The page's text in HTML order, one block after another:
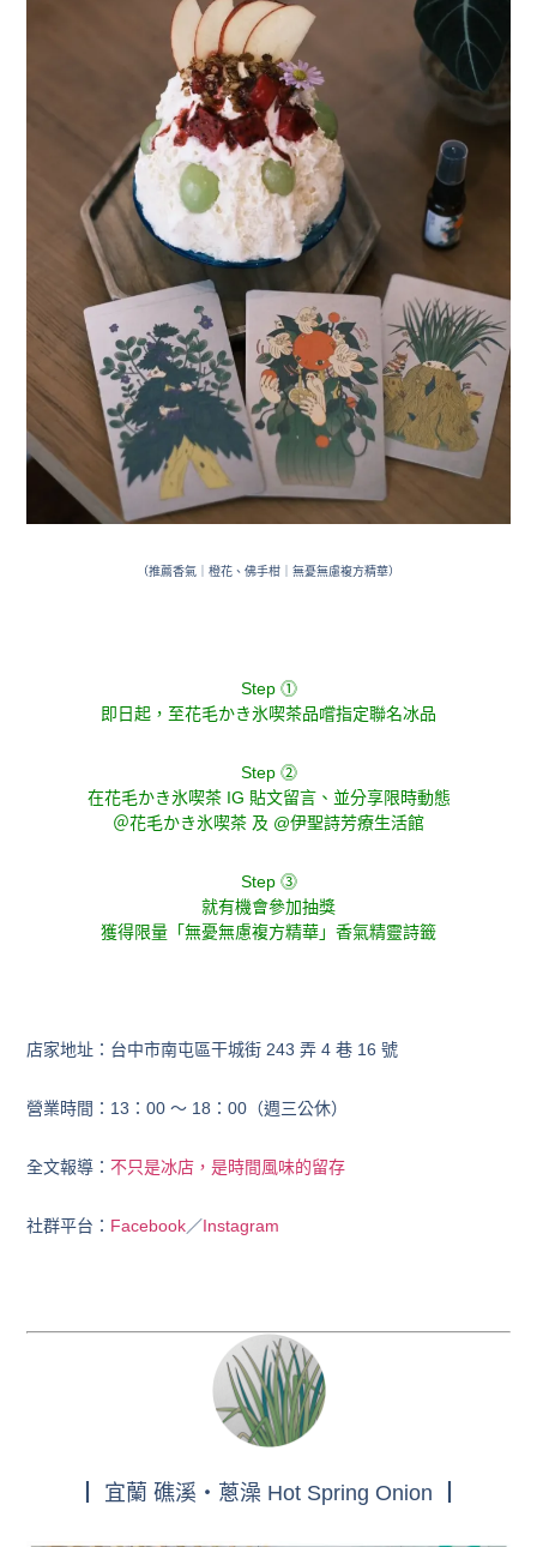
（推薦香氣｜橙花、佛手柑｜無憂無慮複方精華）
Step ⓵
即日起，至花毛かき氷喫茶品嚐指定聯名冰品
Step ⓶
在花毛かき氷喫茶 IG 貼文留言、並分享限時動態
＠花毛かき氷喫茶 及 @伊聖詩芳療生活館
Step ⓷
就有機會參加抽獎
獲得限量「無憂無慮複方精華」香氣精靈詩籤
店家地址：台中市南屯區干城街 243 弄 4 巷 16 號
營業時間：13：00 ～ 18：00（週三公休）
全文報導：不只是冰店，是時間風味的留存
社群平台： Facebook／Instagram
┃ 宜蘭 礁溪・蔥澡 Hot Spring Onion ┃